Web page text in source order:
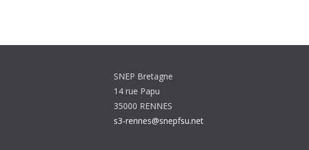
SNEP Bretagne
14 rue Papu
35000 RENNES
s3-rennes@snepfsu.net